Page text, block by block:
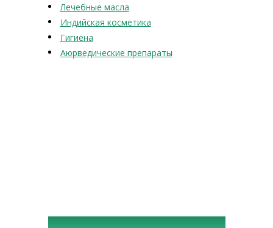
Лечебные масла
Индийская косметика
Гигиена
Аюрведические препараты